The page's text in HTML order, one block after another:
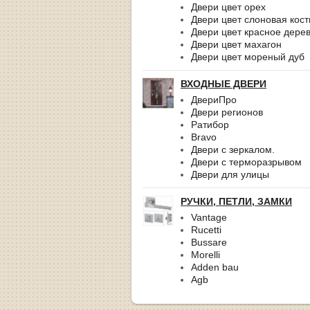
Двери цвет орех
Двери цвет слоновая
Двери цвет красное
Двери цвет махагон
Двери цвет мореный дуб
ВХОДНЫЕ ДВЕРИ
ДвериПро
Двери регионов
Ратибор
Bravo
Двери с зеркалом.
Двери с терморазрывом
Двери для улицы
РУЧКИ, ПЕТЛИ, ЗАМКИ
Vantage
Rucetti
Bussare
Morelli
Adden bau
Agb